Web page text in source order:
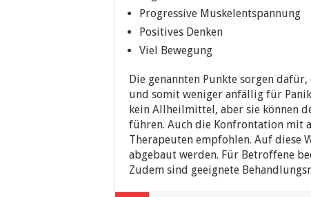
Progressive Muskelentspannung
Positives Denken
Viel Bewegung
Die genannten Punkte sorgen
und somit weniger anfällig für
kein Allheilmittel, aber sie können
führen. Auch die Konfrontation mit
Therapeuten empfohlen. Auf diese
abgebaut werden. Für Betroffene
Zudem sind geeignete